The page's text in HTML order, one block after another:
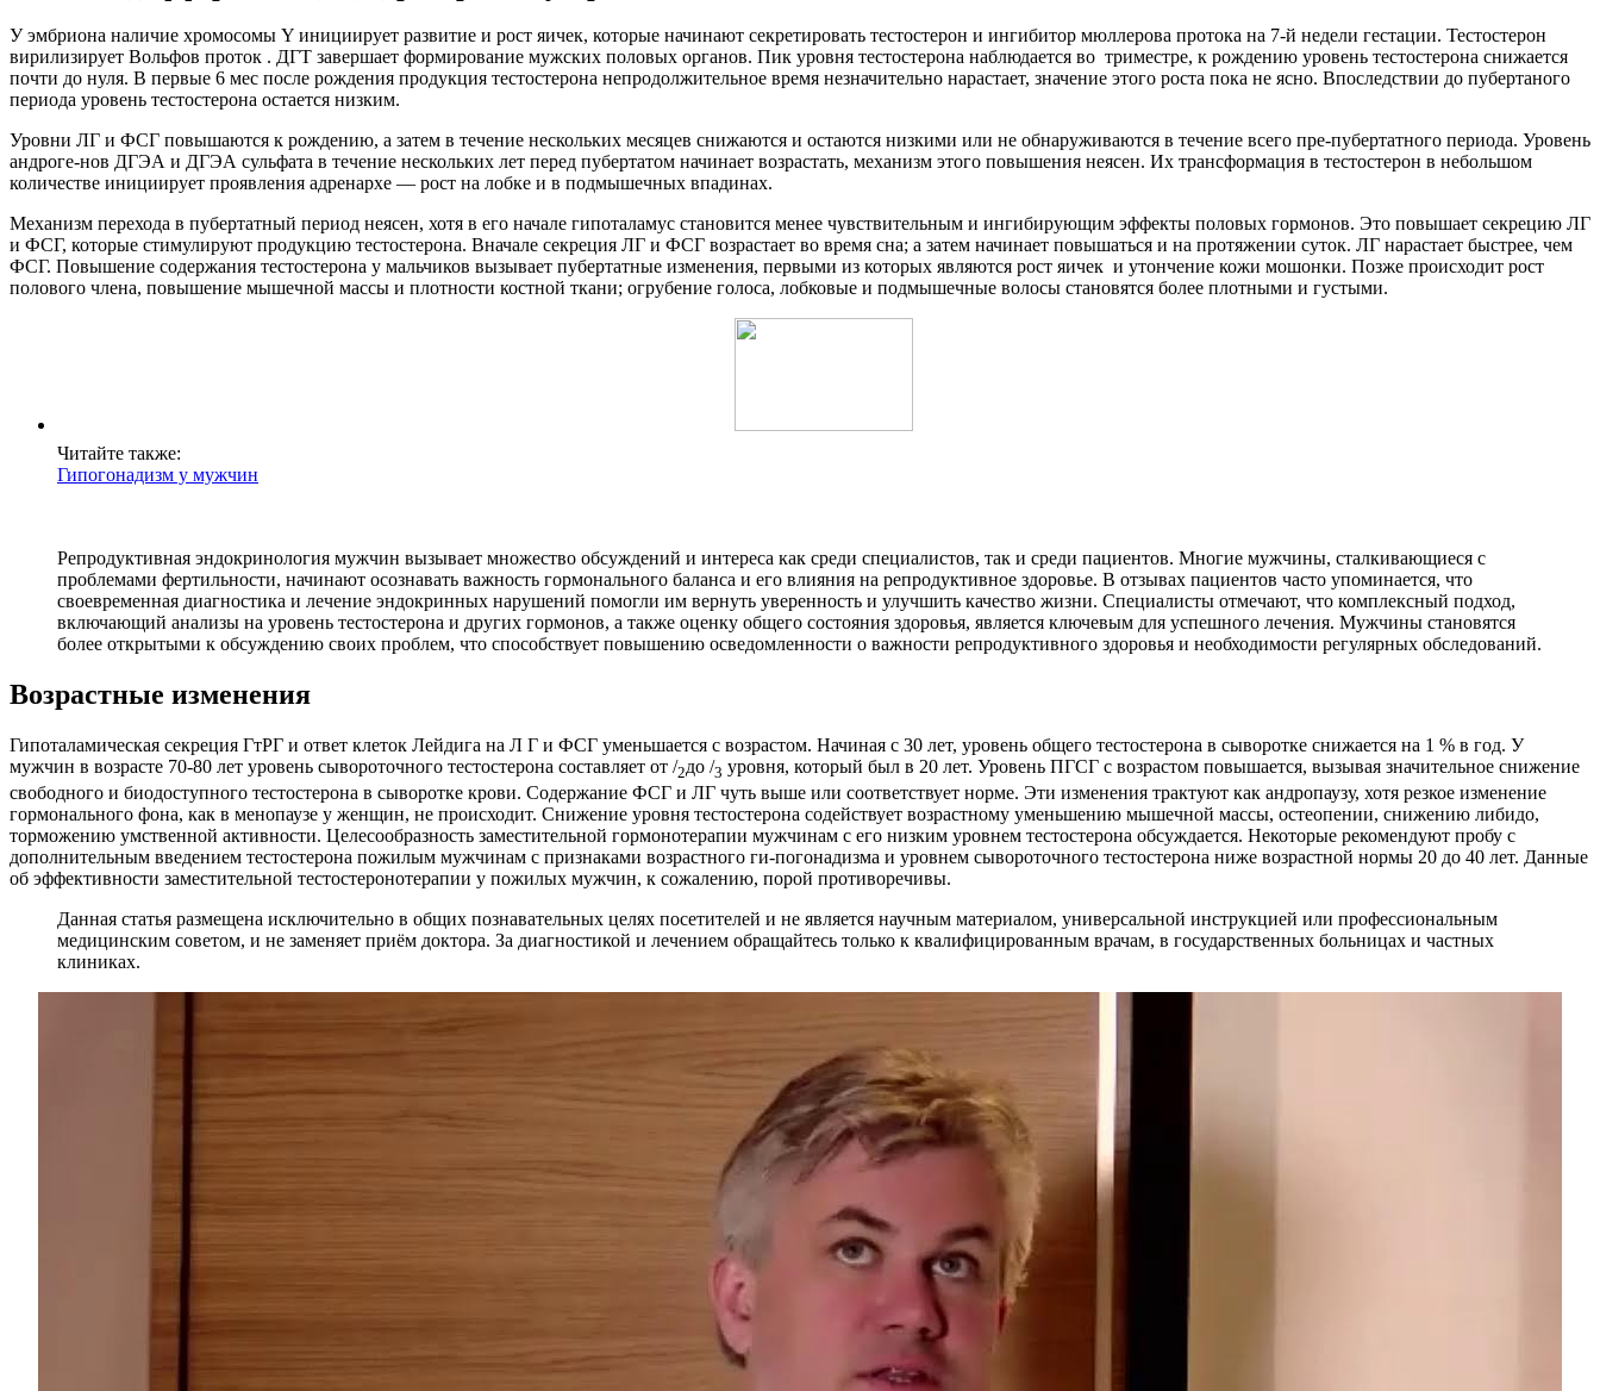
У эмбриона наличие хромосомы Y инициирует развитие и рост яичек, которые начинают секретировать тестостерон и ингибитор мюллерова протока на 7-й недели гестации. Тестостерон
вирилизирует Вольфов проток . ДГТ завершает формирование мужских половых органов. Пик уровня тестостерона наблюдается во триместре, к рождению уровень тестостерона снижается
почти до нуля. В первые 6 мес после рождения продукция тестостерона непродолжительное время незначительно нарастает, значение этого роста пока не ясно. Впоследствии до пубертаного
периода уровень тестостерона остается низким.
Уровни ЛГ и ФСГ повышаются к рождению, а затем в течение нескольких месяцев снижаются и остаются низкими или не обнаруживаются в течение всего пре-пубертатного периода. Уровень
андроге-нов ДГЭА и ДГЭА сульфата в течение нескольких лет перед пубертатом начинает возрастать, механизм этого повышения неясен. Их трансформация в тестостерон в небольшом
количестве инициирует проявления адренархе — рост на лобке и в подмышечных впадинах.
Механизм перехода в пубертатный период неясен, хотя в его начале гипоталамус становится менее чувствительным и ингибирующим эффекты половых гормонов. Это повышает секрецию ЛГ
и ФСГ, которые стимулируют продукцию тестостерона. Вначале секреция ЛГ и ФСГ возрастает во время сна; а затем начинает повышаться и на протяжении суток. ЛГ нарастает быстрее, чем
ФСГ. Повышение содержания тестостерона у мальчиков вызывает пубертатные изменения, первыми из которых являются рост яичек и утончение кожи мошонки. Позже происходит рост
полового члена, повышение мышечной массы и плотности костной ткани; огрубение голоса, лобковые и подмышечные волосы становятся более плотными и густыми.
Читайте также:
Гипогонадизм у мужчин
Репродуктивная эндокринология мужчин вызывает множество обсуждений и интереса как среди специалистов, так и среди пациентов. Многие мужчины, сталкивающиеся с
проблемами фертильности, начинают осознавать важность гормонального баланса и его влияния на репродуктивное здоровье. В отзывах пациентов часто упоминается, что
своевременная диагностика и лечение эндокринных нарушений помогли им вернуть уверенность и улучшить качество жизни. Специалисты отмечают, что комплексный подход,
включающий анализы на уровень тестостерона и других гормонов, а также оценку общего состояния здоровья, является ключевым для успешного лечения. Мужчины становятся
более открытыми к обсуждению своих проблем, что способствует повышению осведомленности о важности репродуктивного здоровья и необходимости регулярных обследований.
Возрастные изменения
Гипоталамическая секреция ГтРГ и ответ клеток Лейдига на Л Г и ФСГ уменьшается с возрастом. Начиная с 30 лет, уровень общего тестостерона в сыворотке снижается на 1 % в год. У
мужчин в возрасте 70-80 лет уровень сывороточного тестостерона составляет от /2до /3 уровня, который был в 20 лет. Уровень ПГСГ с возрастом повышается, вызывая значительное снижение
свободного и биодоступного тестостерона в сыворотке крови. Содержание ФСГ и ЛГ чуть выше или соответствует норме. Эти изменения трактуют как андропаузу, хотя резкое изменение
гормонального фона, как в менопаузе у женщин, не происходит. Снижение уровня тестостерона содействует возрастному уменьшению мышечной массы, остеопении, снижению либидо,
торможению умственной активности. Целесообразность заместительной гормонотерапии мужчинам с его низким уровнем тестостерона обсуждается. Некоторые рекомендуют пробу с
дополнительным введением тестостерона пожилым мужчинам с признаками возрастного ги-погонадизма и уровнем сывороточного тестостерона ниже возрастной нормы 20 до 40 лет. Данные
об эффективности заместительной тестостеронотерапии у пожилых мужчин, к сожалению, порой противоречивы.
Данная статья размещена исключительно в общих познавательных целях посетителей и не является научным материалом, универсальной инструкцией или профессиональным
медицинским советом, и не заменяет приём доктора. За диагностикой и лечением обращайтесь только к квалифицированным врачам, в государственных больницах и частных
клиниках.